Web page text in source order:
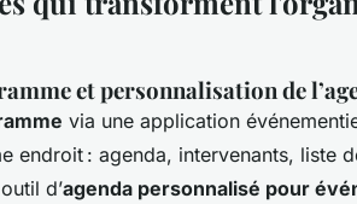
et personnalisation de
via une application
endroit : agenda, intervenants, liste
d’agenda personnalisé pour